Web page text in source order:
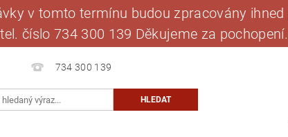
v tomto termínu budou zpracovány
číslo 734 300 139 Děkujeme za
734 300 139